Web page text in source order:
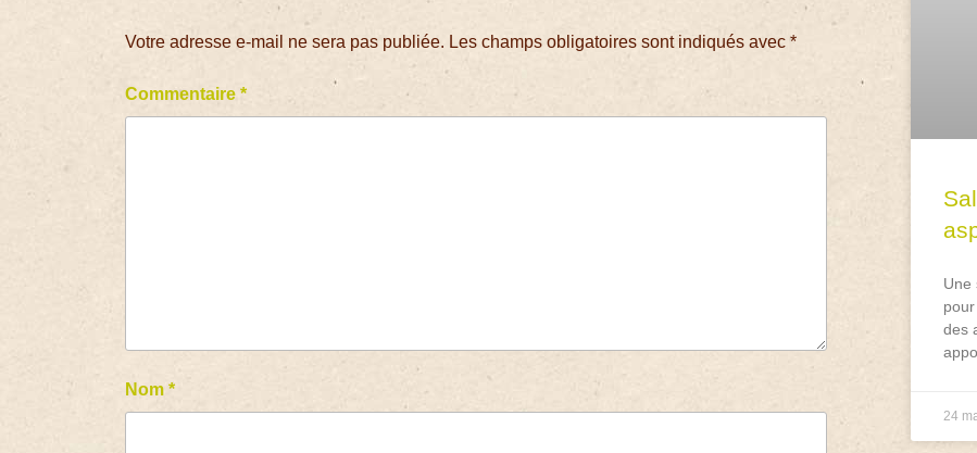
Votre adresse e-mail ne sera pas publiée. Les champs obligatoires sont indiqués avec*
Commentaire*
Nom*
Une
des
24